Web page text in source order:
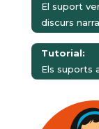
El suport
discurs
Tutorial:
Els suports